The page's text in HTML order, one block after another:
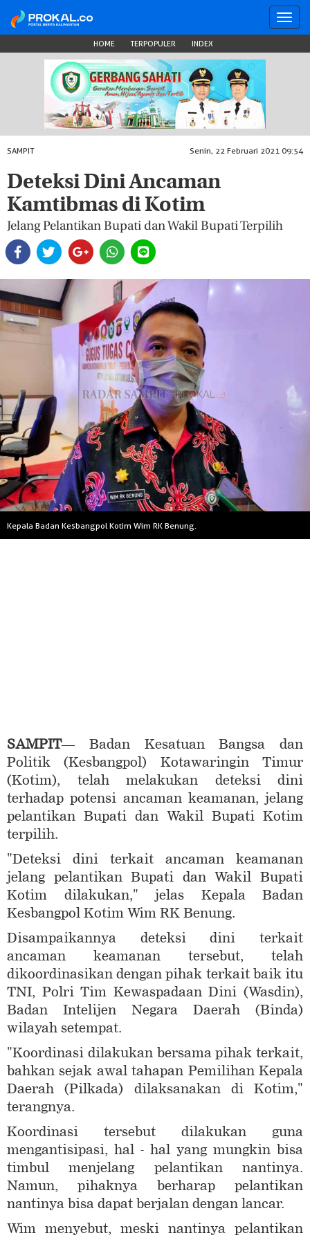
HOME TERPOPULER INDEX
SAMPIT Senin, 22 Februari 2021 09:54
Deteksi Dini Ancaman
Kamtibmas di Kotim
Jelang Pelantikan Bupati dan Wakil Bupati Terpilih
Kepala Badan Kesbangpol Kotim Wim RK Benung.
SAMPIT— Badan Kesatuan Bangsa dan
Politik (Kesbangpol) Kotawaringin Timur
(Kotim), telah melakukan deteksi dini
terhadap potensi ancaman keamanan, jelang
pelantikan Bupati dan Wakil Bupati Kotim
terpilih.
"Deteksi dini terkait ancaman keamanan
jelang pelantikan Bupati dan Wakil Bupati
Kotim dilakukan," jelas Kepala Badan
Kesbangpol Kotim Wim RK Benung.
Disampaikannya deteksi dini terkait
ancaman keamanan tersebut, telah
dikoordinasikan dengan pihak terkait baik itu
TNI, Polri Tim Kewaspadaan Dini (Wasdin),
Badan Intelijen Negara Daerah (Binda)
wilayah setempat.
"Koordinasi dilakukan bersama pihak terkait,
bahkan sejak awal tahapan Pemilihan Kepala
Daerah (Pilkada) dilaksanakan di Kotim,"
terangnya.
Koordinasi tersebut dilakukan guna
mengantisipasi, hal - hal yang mungkin bisa
timbul menjelang pelantikan nantinya.
Namun, pihaknya berharap pelantikan
nantinya bisa dapat berjalan dengan lancar.
Wim menyebut, meski nantinya pelantikan